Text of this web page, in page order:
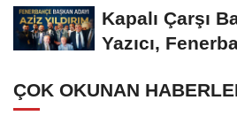
Kapalı Çarşı
Yazıcı,
ÇOK OKUNAN